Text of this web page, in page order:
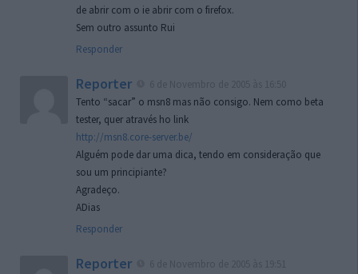
de abrir com o ie abrir com o firefox.
Sem outro assunto Rui
Responder
Reporter
Tento “sacar” o msn8 mas não consigo. Nem como beta
tester, quer através ho link
http://msn8.core-server.be/
Alguém pode dar uma dica, tendo em consideração que
sou um principiante?
Agradeço.
ADias
Responder
Reporter